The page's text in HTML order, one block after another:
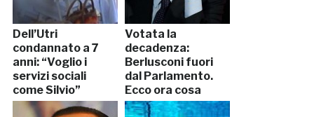
Dell’Utri
condannato a 7
anni: “Voglio i
servizi sociali
come Silvio”
Votata la
decadenza:
Berlusconi fuori
dal Parlamento.
Ecco ora cosa
rischia